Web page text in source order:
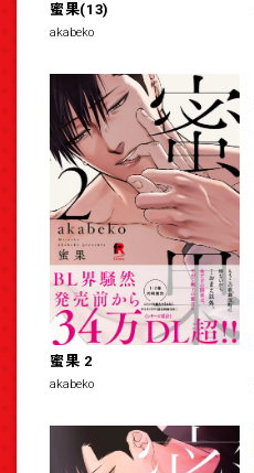
蜜果(13)
akabeko
蜜果 2
akabeko